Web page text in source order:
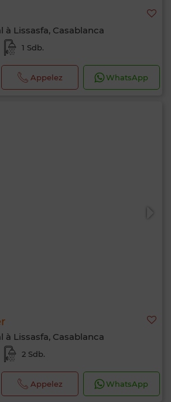
Lissasfa, Casablanca
1 Sdb.
Appelez WhatsApp
Lissasfa, Casablanca
2 Sdb.
Appelez WhatsApp